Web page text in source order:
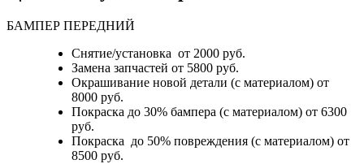
БАМПЕР ПЕРЕДНИЙ
Снятие/установка от 2000 руб.
Замена запчастей от 5800 руб.
Окрашивание новой детали (с материалом) от
8000 руб.
Покраска до 30% бампера (с материалом) от 6300
руб.
Покраска до 50% повреждения (с материалом) от
8500 руб.